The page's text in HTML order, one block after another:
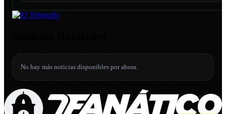
No hay más noticias disponibles por ahora.